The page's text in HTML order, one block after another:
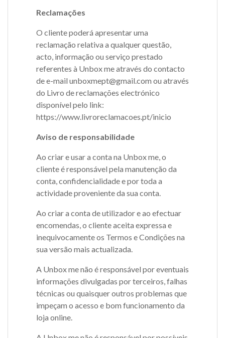
Reclamações
O cliente poderá apresentar uma
reclamação relativa a qualquer questão,
acto, informação ou serviço prestado
referentes à Unbox me através do contacto
de e-mail unboxmept@gmail.com ou através
do Livro de reclamações electrónico
disponível pelo link:
https://www.livroreclamacoes.pt/inicio
Aviso de responsabilidade
Ao criar e usar a conta na Unbox me, o
cliente é responsável pela manutenção da
conta, confidencialidade e por toda a
actividade proveniente da sua conta.
Ao criar a conta de utilizador e ao efectuar
encomendas, o cliente aceita expressa e
inequivocamente os Termos e Condições na
sua versão mais actualizada.
A Unbox me não é responsável por eventuais
informações divulgadas por terceiros, falhas
técnicas ou quaisquer outros problemas que
impeçam o acesso e bom funcionamento da
loja online.